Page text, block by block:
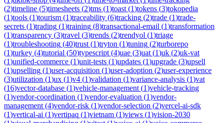
(2)timeline (5)timesheets (2)tms (1)toast (1)tokens (3)tokopedia
(1)tools (1)tourism (1)traceability (6)tracking (2)trade (1)trade-
secrets (1)trading (1)training (8)transactional-email (1)transformation
(1)transparency (3)travel (3)trends (2)trendyol (1)triage
(1)troubleshooting (40)trust (1)tryton (1)tuning (2)turborepo
(1)turkey (4)tutorial (50)typescript (4)uae (3)uat (1)uk (2)uk-vat
(1)unified-commerce (1)unit-tests (1)updates (1)upgrade (3)upsell
(1)upselling (1)user-acquisition (1)user-adoption (2)user-experience
(3)utilization (1)ux (1)v4 (1)validation (1)variance-analysis (1)vat
(16)vector-database (1)vehicle-management (1)vehicle-tracking
(1)vendor-coordination (1)vendor-evaluation (1)vendor-
management (4)vendor-risk (1)vendor-selection (2)vercel-ai-sdk
(1)vertical-ai (1)vertipaq (1)vietnam (1)views (1)vision-2030